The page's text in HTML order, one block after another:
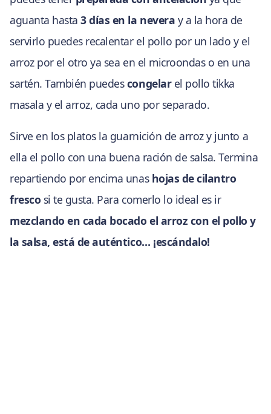
aguanta hasta3 días en la nevera y a la hora de
servirlo puedes recalentar el pollo por un lado y el
arroz por el otro ya sea en el microondas o en una
sartén. También puedescongelarel pollo tikka
masala y el arroz, cada uno por separado.
Sirve en los platos la guarnición de arroz y junto a
ella el pollo con una buena ración de salsa. Termina
repartiendo por encima unas hojas de cilantro
fresco si te gusta. Para comerlo lo ideal es ir
mezclando en cada bocado el arroz con el pollo y
la salsa, está de auténtico… ¡escándalo!